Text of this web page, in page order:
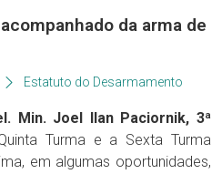
da arma de
Estatuto do Desarmamento
Min. Joel Ilan Paciornik, 3ª
Turma e a Sexta Turma
em algumas oportunidades,